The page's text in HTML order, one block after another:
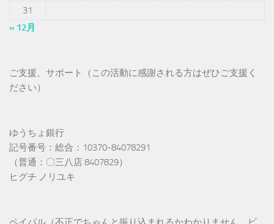
31
« 12月
ご支援、サポート（この活動に感謝される方はぜひご支援く
ださい）
ゆうちょ銀行
記号番号：総合：10370-84078291
（普通：〇三八店 8407829）
ヒグチ ノリユキ